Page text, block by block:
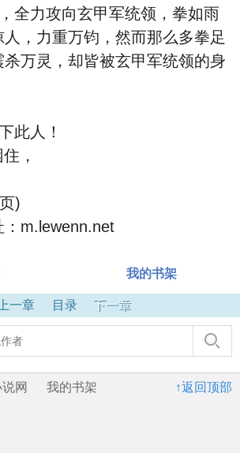
全力攻向玄甲军统领，拳如雨
，力重万钧，然而那么多拳足
杀万灵，却皆被玄甲军统领的身
此人！
，
)
m.lewenn.net
我的书架
上一章 目录 下一章
↑返回顶部
网 我的书架